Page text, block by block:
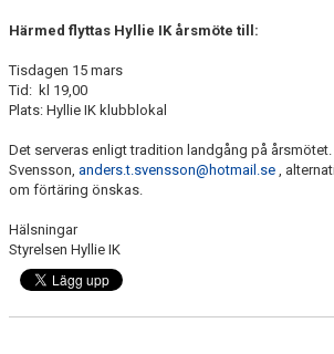
HYLLIEDAGEN
FÖR BESÖKARE
MEDLEMSKAP
Härmed flyttas Hyllie IK årsmöte till:
Tisdagen 15 mars
Tid: kl 19,00
Plats: Hyllie IK klubblokal
Det serveras enligt tradition landgång på
Svensson, anders.t.svensson@hotmail.se ,
om förtäring önskas.
Hälsningar
Styrelsen Hyllie IK